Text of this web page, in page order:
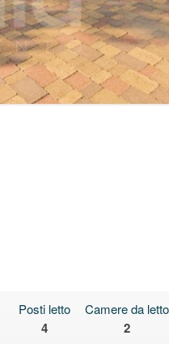
Posti letto
4
Camere da letto
2